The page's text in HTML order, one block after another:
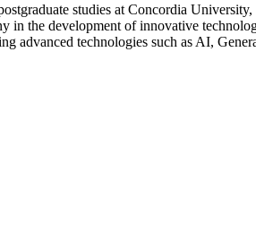
studies at Concordia University,
in the development of innovative
advanced technologies such as AI,